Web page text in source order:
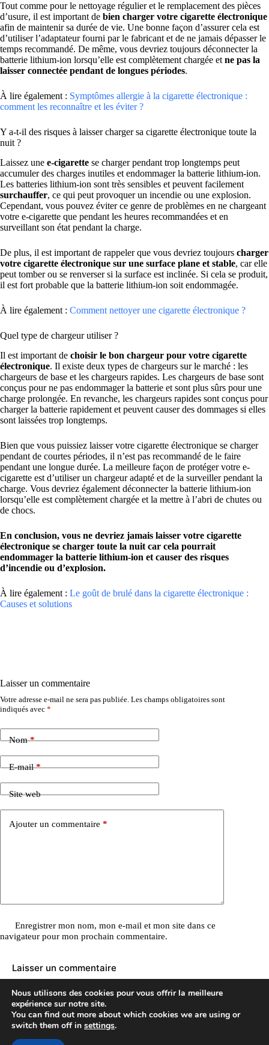
Tout comme pour le nettoyage régulier et le remplacement des pièces
d’usure, il est important de bien charger votre cigarette électronique
afin de maintenir sa durée de vie. Une bonne façon d’assurer cela est
d’utiliser l’adaptateur fourni par le fabricant et de ne jamais dépasser le
temps recommandé. De même, vous devriez toujours déconnecter la
batterie lithium-ion lorsqu’elle est complètement chargée et ne pas la
laisser connectée pendant de longues périodes.
À lire également : Symptômes allergie à la cigarette électronique :
comment les reconnaître et les éviter ?
Y a-t-il des risques à laisser charger sa cigarette électronique toute la
nuit ?
Laissez une e-cigarette se charger pendant trop longtemps peut
accumuler des charges inutiles et endommager la batterie lithium-ion.
Les batteries lithium-ion sont très sensibles et peuvent facilement
surchauffer, ce qui peut provoquer un incendie ou une explosion.
Cependant, vous pouvez éviter ce genre de problèmes en ne chargeant
votre e-cigarette que pendant les heures recommandées et en
surveillant son état pendant la charge.
De plus, il est important de rappeler que vous devriez toujours charger
votre cigarette électronique sur une surface plane et stable, car elle
peut tomber ou se renverser si la surface est inclinée. Si cela se produit,
il est fort probable que la batterie lithium-ion soit endommagée.
À lire également : Comment nettoyer une cigarette électronique ?
Quel type de chargeur utiliser ?
Il est important de choisir le bon chargeur pour votre cigarette
électronique. Il existe deux types de chargeurs sur le marché : les
chargeurs de base et les chargeurs rapides. Les chargeurs de base sont
conçus pour ne pas endommager la batterie et sont plus sûrs pour une
charge prolongée. En revanche, les chargeurs rapides sont conçus pour
charger la batterie rapidement et peuvent causer des dommages si elles
sont laissées trop longtemps.
Bien que vous puissiez laisser votre cigarette électronique se charger
pendant de courtes périodes, il n’est pas recommandé de le faire
pendant une longue durée. La meilleure façon de protéger votre e-
cigarette est d’utiliser un chargeur adapté et de la surveiller pendant la
charge. Vous devriez également déconnecter la batterie lithium-ion
lorsqu’elle est complètement chargée et la mettre à l’abri de chutes ou
de chocs.
En conclusion, vous ne devriez jamais laisser votre cigarette
électronique se charger toute la nuit car cela pourrait
endommager la batterie lithium-ion et causer des risques
d’incendie ou d’explosion.
À lire également : Le goût de brulé dans la cigarette électronique :
Causes et solutions
Laisser un commentaire
Votre adresse e-mail ne sera pas publiée. Les champs obligatoires sont
indiqués avec *
Nom*
E-mail*
Site web
Ajouter un commentaire *
Enregistrer mon nom, mon e-mail et mon site dans ce
navigateur pour mon prochain commentaire.
Laisser un commentaire
Copyright © 2026
Nous utilisons des cookies pour vous offrir la meilleure
expérience sur notre site.
You can find out more about which cookies we are using or
switch them off in settings.